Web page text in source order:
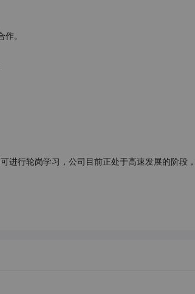
。
进行轮岗学习，公司目前正处于高速发展的阶段